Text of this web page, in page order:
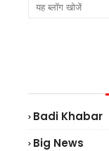
Badi Khabar
Big News